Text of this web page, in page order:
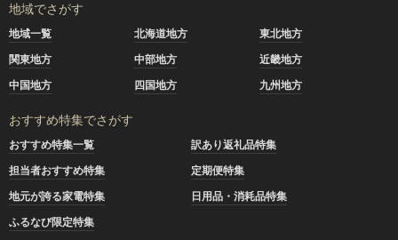
地域でさがす
地域一覧 北海道地方
東北地方
関東地方
中部地方
近畿地方
中国地方
四国地方 九州地方
おすすめ特集でさがす
おすすめ特集一覧
訳あり返礼品特集
担当者おすすめ特集
定期便特集
地元が誇る家電特集
日用品・消耗品特集
ふるなび限定特集